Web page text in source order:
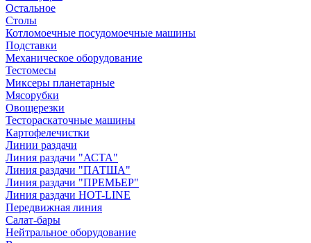
Остальное
Столы
Котломоечные посудомоечные машины
Подставки
Механическое оборудование
Тестомесы
Миксеры планетарные
Мясорубки
Овощерезки
Тестораскаточные машины
Картофелечистки
Линии раздачи
Линия раздачи "АСТА"
Линия раздачи "ПАТША"
Линия раздачи "ПРЕМЬЕР"
Линия раздачи HOT-LINE
Передвижная линия
Салат-бары
Нейтральное оборудование